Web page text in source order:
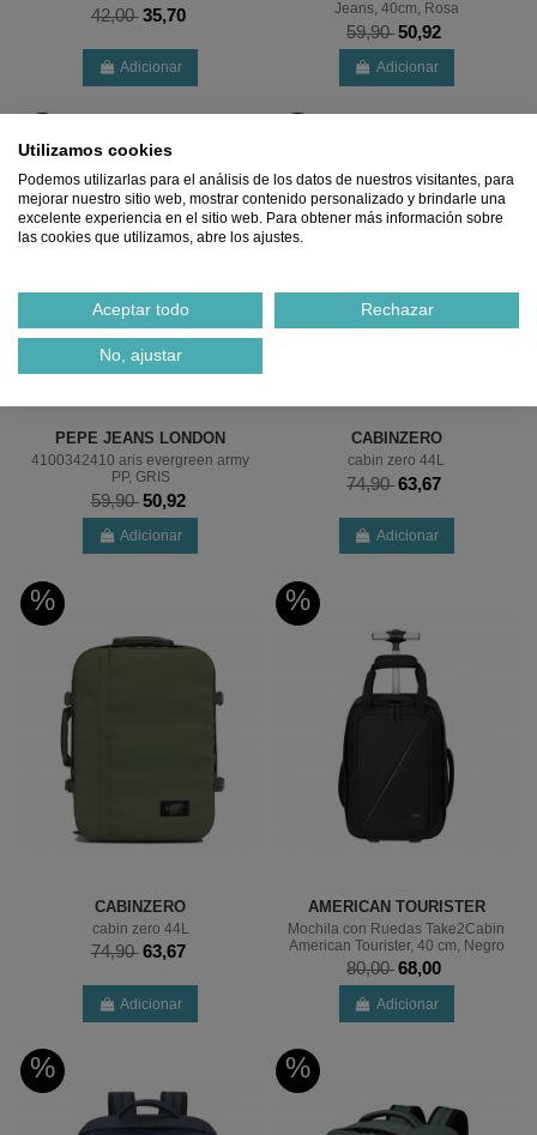
42,00 35,70
Adicionar
Jeans, 40cm, Rosa
59,90 50,92
Adicionar
PEPE JEANS LONDON
4100342410 aris evergreen army
PP, GRIS
59,90 50,92
Adicionar
CABINZERO
cabin zero 44L
74,90 63,67
Adicionar
%
CABINZERO
cabin zero 44L
74,90 63,67
Adicionar
%
AMERICAN TOURISTER
Mochila con Ruedas Take2Cabin
American Tourister, 40 cm, Negro
80,00 68,00
Adicionar
% %
Utilizamos cookies
Podemos utilizarlas para el análisis de los datos de nuestros visitantes, para
mejorar nuestro sitio web, mostrar contenido personalizado y brindarle una
excelente experiencia en el sitio web. Para obtener más información sobre
las cookies que utilizamos, abre los ajustes.
Aceptar todo Rechazar
No, ajustar